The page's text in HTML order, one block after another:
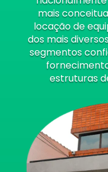
mais
locação de
dos mais
segmentos
estruturas